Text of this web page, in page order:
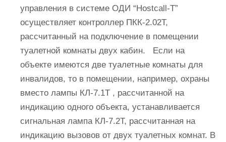
управления в системе ОДИ “Hostcall-T”
осуществляет контроллер ПКК-2.02Т,
рассчитанный на подключение в помещении
туалетной комнаты двух кабин. Если на
объекте имеются две туалетные комнаты для
инвалидов, то в помещении, например, охраны
вместо лампы КЛ-7.1T , рассчитанной на
индикацию одного объекта, устанавливается
сигнальная лампа КЛ-7.2T, рассчитанная на
индикацию вызовов от двух туалетных комнат. В